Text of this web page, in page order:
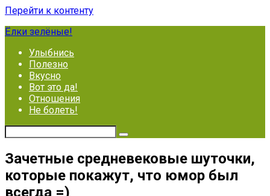
Перейти к контенту
Ёлки зелёные!
Улыбнись
Полезно
Вкусно
Вот это да!
Отношения
Не болеть!
Зачетные средневековые шуточки,
которые покажут, что юмор был
всегда =)